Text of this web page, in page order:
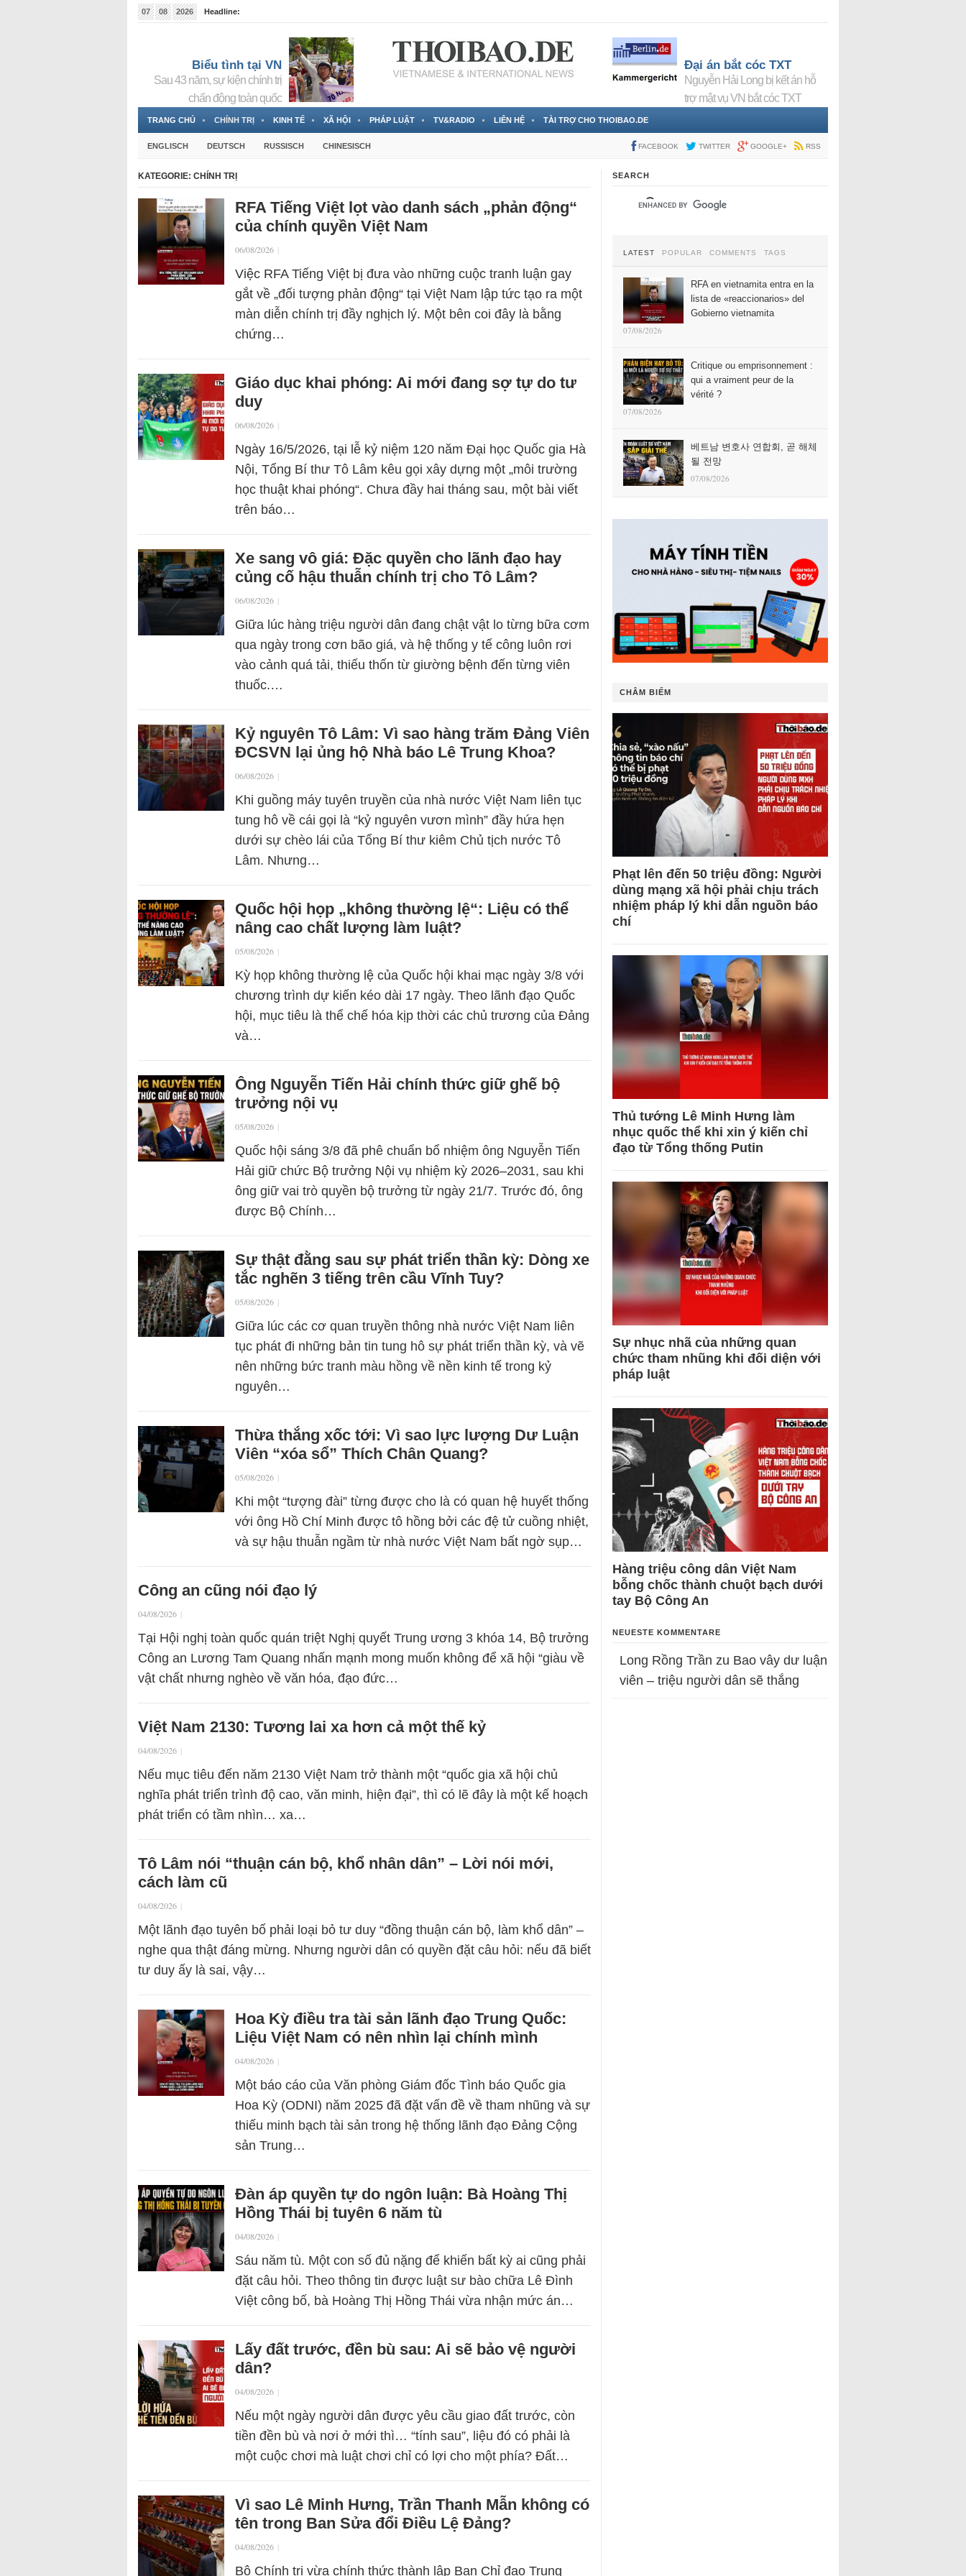
07 08 2026
Headline:
Biểu tình tại VN
Sau 43 năm, sự kiện chính trị
chấn động toàn quốc
Đại án bắt cóc TXT
Nguyễn Hải Long bị kết án hỗ
trợ mật vụ VN bắt cóc TXT
TRANG CHỦ CHÍNH TRỊ KINH TẾ XÃ HỘI PHÁP LUẬT TV&RADIO LIÊN HỆ TÀI TRỢ CHO THOIBAO.DE
ENGLISCH DEUTSCH RUSSISCH CHINESISCH FACEBOOK TWITTER GOOGLE+ RSS
KATEGORIE: CHÍNH TRỊ
RFA Tiếng Việt lọt vào danh sách „phản động“
của chính quyền Việt Nam
06/08/2026 |
Việc RFA Tiếng Việt bị đưa vào những cuộc tranh luận gay
gắt về „đối tượng phản động“ tại Việt Nam lập tức tạo ra một
màn diễn chính trị đầy nghịch lý. Một bên coi đây là bằng
chứng…
Giáo dục khai phóng: Ai mới đang sợ tự do tư
duy
06/08/2026 |
Ngày 16/5/2026, tại lễ kỷ niệm 120 năm Đại học Quốc gia Hà
Nội, Tổng Bí thư Tô Lâm kêu gọi xây dựng một „môi trường
học thuật khai phóng“. Chưa đầy hai tháng sau, một bài viết
trên báo…
Xe sang vô giá: Đặc quyền cho lãnh đạo hay
củng cố hậu thuẫn chính trị cho Tô Lâm?
06/08/2026 |
Giữa lúc hàng triệu người dân đang chật vật lo từng bữa cơm
qua ngày trong cơn bão giá, và hệ thống y tế công luôn rơi
vào cảnh quá tải, thiếu thốn từ giường bệnh đến từng viên
thuốc.…
Kỷ nguyên Tô Lâm: Vì sao hàng trăm Đảng Viên
ĐCSVN lại ủng hộ Nhà báo Lê Trung Khoa?
06/08/2026 |
Khi guồng máy tuyên truyền của nhà nước Việt Nam liên tục
tung hô về cái gọi là “kỷ nguyên vươn mình” đầy hứa hẹn
dưới sự chèo lái của Tổng Bí thư kiêm Chủ tịch nước Tô
Lâm. Nhưng…
Quốc hội họp „không thường lệ“: Liệu có thể
nâng cao chất lượng làm luật?
05/08/2026 |
Kỳ họp không thường lệ của Quốc hội khai mạc ngày 3/8 với
chương trình dự kiến kéo dài 17 ngày. Theo lãnh đạo Quốc
hội, mục tiêu là thể chế hóa kịp thời các chủ trương của Đảng
và…
Ông Nguyễn Tiến Hải chính thức giữ ghế bộ
trưởng nội vụ
05/08/2026 |
Quốc hội sáng 3/8 đã phê chuẩn bổ nhiệm ông Nguyễn Tiến
Hải giữ chức Bộ trưởng Nội vụ nhiệm kỳ 2026–2031, sau khi
ông giữ vai trò quyền bộ trưởng từ ngày 21/7. Trước đó, ông
được Bộ Chính…
Sự thật đằng sau sự phát triển thần kỳ: Dòng xe
tắc nghẽn 3 tiếng trên cầu Vĩnh Tuy?
05/08/2026 |
Giữa lúc các cơ quan truyền thông nhà nước Việt Nam liên
tục phát đi những bản tin tung hô sự phát triển thần kỳ, và vẽ
nên những bức tranh màu hồng về nền kinh tế trong kỷ
nguyên…
Thừa thắng xốc tới: Vì sao lực lượng Dư Luận
Viên “xóa sổ” Thích Chân Quang?
05/08/2026 |
Khi một “tượng đài” từng được cho là có quan hệ huyết thống
với ông Hồ Chí Minh được tô hồng bởi các đệ tử cuồng nhiệt,
và sự hậu thuẫn ngầm từ nhà nước Việt Nam bất ngờ sụp…
Công an cũng nói đạo lý
04/08/2026 |
Tại Hội nghị toàn quốc quán triệt Nghị quyết Trung ương 3 khóa 14, Bộ trưởng
Công an Lương Tam Quang nhấn mạnh mong muốn không để xã hội “giàu về
vật chất nhưng nghèo về văn hóa, đạo đức…
Việt Nam 2130: Tương lai xa hơn cả một thế kỷ
04/08/2026 |
Nếu mục tiêu đến năm 2130 Việt Nam trở thành một “quốc gia xã hội chủ
nghĩa phát triển trình độ cao, văn minh, hiện đại”, thì có lẽ đây là một kế hoạch
phát triển có tầm nhìn… xa…
Tô Lâm nói “thuận cán bộ, khổ nhân dân” – Lời nói mới,
cách làm cũ
04/08/2026 |
Một lãnh đạo tuyên bố phải loại bỏ tư duy “đồng thuận cán bộ, làm khổ dân” –
nghe qua thật đáng mừng. Nhưng người dân có quyền đặt câu hỏi: nếu đã biết
tư duy ấy là sai, vậy…
Hoa Kỳ điều tra tài sản lãnh đạo Trung Quốc:
Liệu Việt Nam có nên nhìn lại chính mình
04/08/2026 |
Một báo cáo của Văn phòng Giám đốc Tình báo Quốc gia
Hoa Kỳ (ODNI) năm 2025 đã đặt vấn đề về tham nhũng và sự
thiếu minh bạch tài sản trong hệ thống lãnh đạo Đảng Cộng
sản Trung…
Đàn áp quyền tự do ngôn luận: Bà Hoàng Thị
Hồng Thái bị tuyên 6 năm tù
04/08/2026 |
Sáu năm tù. Một con số đủ nặng để khiến bất kỳ ai cũng phải
đặt câu hỏi. Theo thông tin được luật sư bào chữa Lê Đình
Việt công bố, bà Hoàng Thị Hồng Thái vừa nhận mức án…
Lấy đất trước, đền bù sau: Ai sẽ bảo vệ người
dân?
04/08/2026 |
Nếu một ngày người dân được yêu cầu giao đất trước, còn
tiền đền bù và nơi ở mới thì… “tính sau”, liệu đó có phải là
một cuộc chơi mà luật chơi chỉ có lợi cho một phía? Đất…
Vì sao Lê Minh Hưng, Trần Thanh Mẫn không có
tên trong Ban Sửa đổi Điều Lệ Đảng?
04/08/2026 |
Bộ Chính trị vừa chính thức thành lập Ban Chỉ đạo Trung
SEARCH
LATEST POPULAR COMMENTS TAGS
RFA en vietnamita entra en la
lista de «reaccionarios» del
Gobierno vietnamita
07/08/2026
Critique ou emprisonnement :
qui a vraiment peur de la
vérité ?
07/08/2026
베트남 변호사 연합회, 곧 해체
될 전망
07/08/2026
CHÂM BIẾM
Phạt lên đến 50 triệu đồng: Người
dùng mạng xã hội phải chịu trách
nhiệm pháp lý khi dẫn nguồn báo
chí
Thủ tướng Lê Minh Hưng làm
nhục quốc thể khi xin ý kiến chỉ
đạo từ Tổng thống Putin
Sự nhục nhã của những quan
chức tham nhũng khi đối diện với
pháp luật
Hàng triệu công dân Việt Nam
bỗng chốc thành chuột bạch dưới
tay Bộ Công An
NEUESTE KOMMENTARE
Long Rồng Trần zu Bao vây dư luận
viên – triệu người dân sẽ thắng